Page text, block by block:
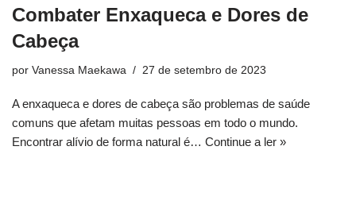
Combater Enxaqueca e Dores de
Cabeça
por Vanessa Maekawa 27 de setembro de 2023
A enxaqueca e dores de cabeça são problemas de saúde
comuns que afetam muitas pessoas em todo o mundo.
Encontrar alívio de forma natural é… Continue a ler »